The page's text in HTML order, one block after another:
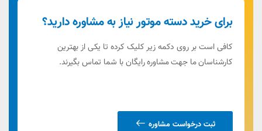
برای خرید دسته موتور نیاز به مشاوره دارید؟
کافی است بر روی دکمه زیر کلیک کرده تا یکی از بهترین
کارشناسان ما جهت مشاوره رایگان با شما تماس بگیرند.
ثبت درخواست مشاوره